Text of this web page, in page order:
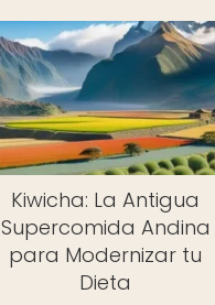
Kiwicha: La Antigua
Supercomida Andina
para Modernizar tu
Dieta